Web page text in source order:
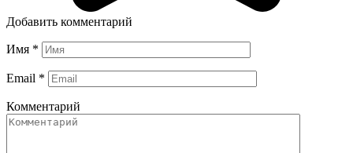
Добавить комментарий
Имя *
Email *
Комментарий